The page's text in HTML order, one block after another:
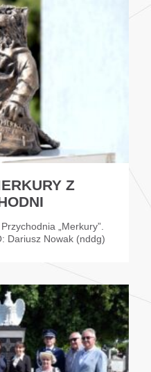
Z
„Merkury”.
Dariusz Nowak (nddg)